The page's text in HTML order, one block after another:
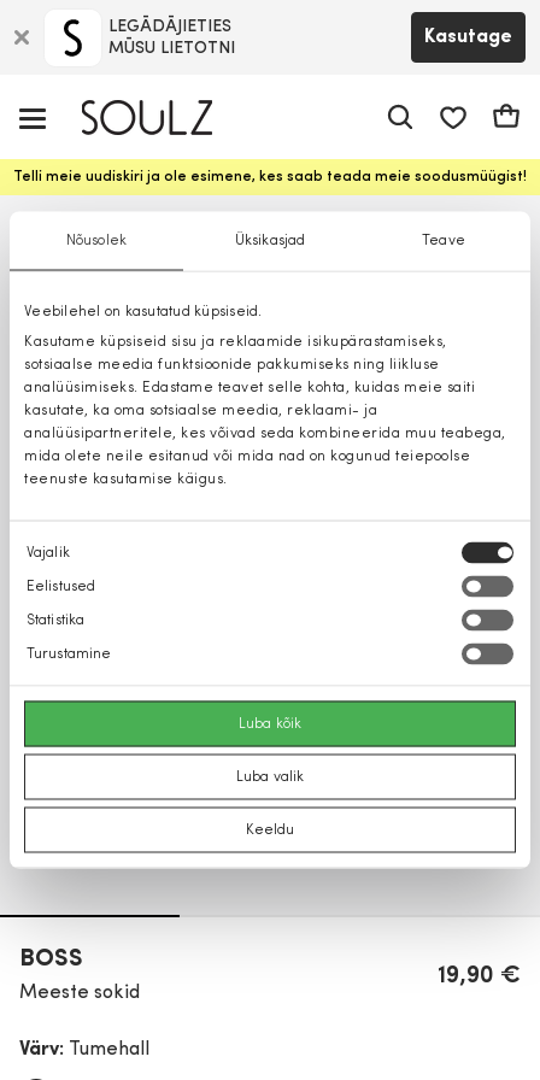
Nõusolek Üksikasjad Teave
Veebilehel on kasutatud küpsiseid.
Kasutame küpsiseid sisu ja reklaamide isikupärastamiseks,
sotsiaalse meedia funktsioonide pakkumiseks ning liikluse
analüüsimiseks. Edastame teavet selle kohta, kuidas meie saiti
kasutate, ka oma sotsiaalse meedia, reklaami- ja
analüüsipartneritele, kes võivad seda kombineerida muu teabega,
mida olete neile esitanud või mida nad on kogunud teiepoolse
teenuste kasutamise käigus.
Nõusoleku
valik
Vajalik
Eelistused
Statistika
Turustamine
Luba kõik
Luba valik
Keeldu
LEGĀDĀJIETIES
MŪSU LIETOTNI
Kasutage
Telli meie uudiskiri ja ole esimene, kes saab teada meie soodusmüügist!
BOSS
Meeste sokid
19,90 €
Värv: Tumehall